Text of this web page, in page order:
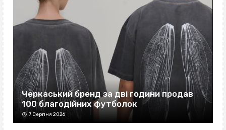
Черкаський бренд за дві години продав
100 благодійних футболок
7 Серпня 2026